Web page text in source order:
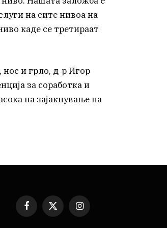
на сите нивоа на
каде се третираат
нос и грло, д-р Игор
за соработка и
на зајакнување на
Facebook
X
(Twitter)
Instagram